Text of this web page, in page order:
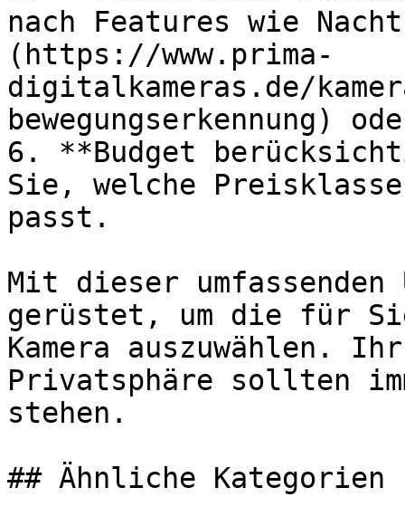
nach Features wie
(https://www.prima-
digitalkameras.de/
bewegungserkennung)
6. **Budget
Sie, welche
passt.
Mit dieser
gerüstet, um die für
Kamera auszuwählen.
Privatsphäre sollten
stehen.
## Ähnliche Kategorien